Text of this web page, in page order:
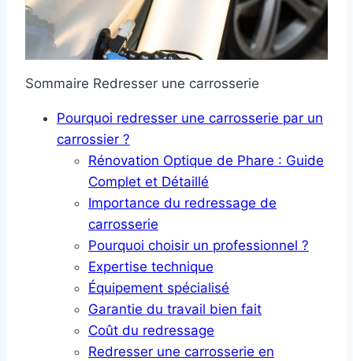
Sommaire Redresser une carrosserie
Pourquoi redresser une carrosserie par un
carrossier ?
Rénovation Optique de Phare : Guide
Complet et Détaillé
Importance du redressage de
carrosserie
Pourquoi choisir un professionnel ?
Expertise technique
Équipement spécialisé
Garantie du travail bien fait
Coût du redressage
Redresser une carrosserie en